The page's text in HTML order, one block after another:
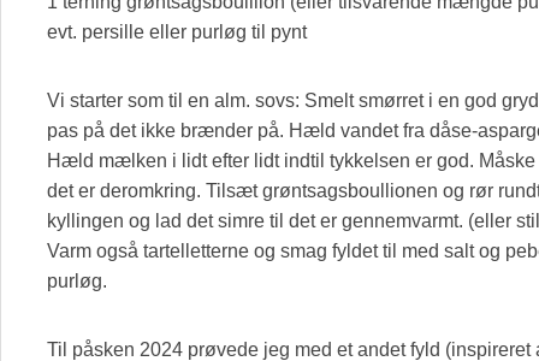
evt. persille eller purløg til pynt
Vi starter som til en alm. sovs: Smelt smørret i en god
pas på det ikke brænder på. Hæld vandet fra dåse-
Hæld mælken i lidt efter lidt indtil tykkelsen er god.
det er deromkring. Tilsæt grøntsagsboullionen og rør
kyllingen og lad det simre til det er gennemvarmt. (eller
Varm også tartelletterne og smag fyldet til med salt og
purløg.
Til påsken 2024 prøvede jeg med et andet fyld